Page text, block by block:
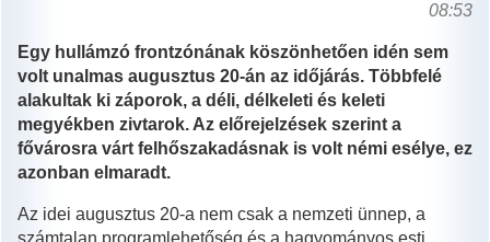
08:53
Egy hullámzó frontzónának köszönhetően idén sem
volt unalmas augusztus 20-án az időjárás. Többfelé
alakultak ki záporok, a déli, délkeleti és keleti
megyékben zivtarok. Az előrejelzések szerint a
fővárosra várt felhőszakadásnak is volt némi esélye, ez
azonban elmaradt.
Az idei augusztus 20-a nem csak a nemzeti ünnep, a
számtalan programlehetőség és a hagyományos esti